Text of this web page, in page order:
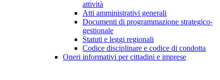
attività
Atti amministrativi generali
Documenti di programmazione strategico-
gestionale
Statuti e leggi regionali
Codice disciplinare e codice di condotta
Oneri informativi per cittadini e imprese